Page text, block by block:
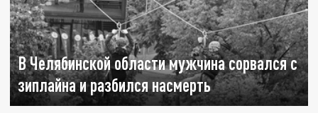
В Челябинской области мужчина сорвался с
зиплайна и разбился насмерть